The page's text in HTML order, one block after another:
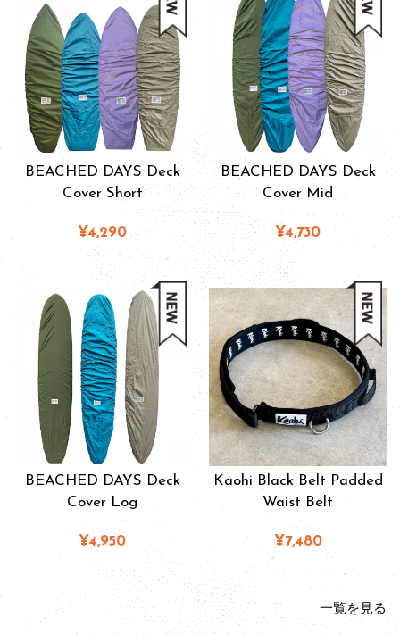
BEACHED DAYS Deck
Cover Short
¥4,290
BEACHED DAYS Deck
Cover Mid
¥4,730
BEACHED DAYS Deck
Cover Log
¥4,950
Kaohi Black Belt Padded
Waist Belt
¥7,480
一覧を見る